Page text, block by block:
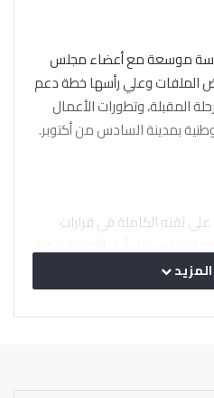
جلسة موسعة مع أعضاء مجلس
بعض الملفات وعلي رأسها خطة دعم
المقبلة، وتطورات الأعمال
بمدينة السادس من أكتوبر.
علي ثقته الكاملة في قرارات
للمجلس من أجل النهوض بكرة